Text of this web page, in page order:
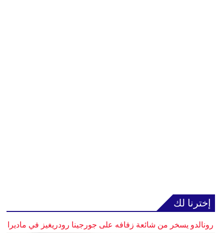
إخترنا لك
رونالدو يسخر من شائعة زفافه على جورجينا رودريغيز في ماديرا